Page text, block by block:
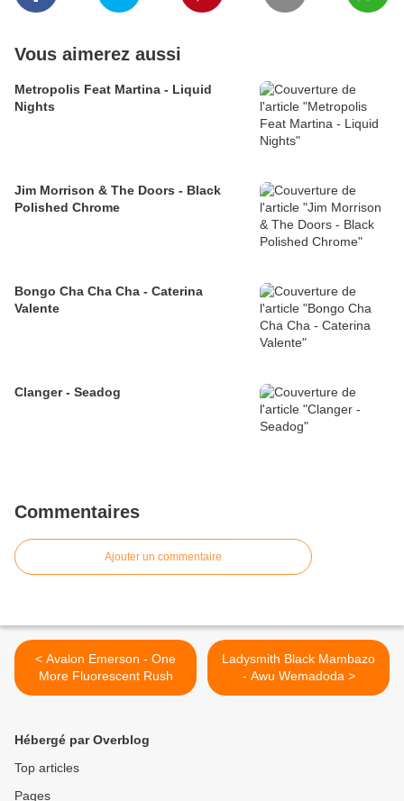
Vous aimerez aussi
Metropolis Feat Martina - Liquid
Nights
Jim Morrison & The Doors - Black
Polished Chrome
Bongo Cha Cha Cha - Caterina
Valente
Clanger - Seadog
Commentaires
Ajouter un commentaire
< Avalon Emerson - One
More Fluorescent Rush
Ladysmith Black Mambazo
- Awu Wemadoda >
Hébergé par Overblog
Top articles
Pages